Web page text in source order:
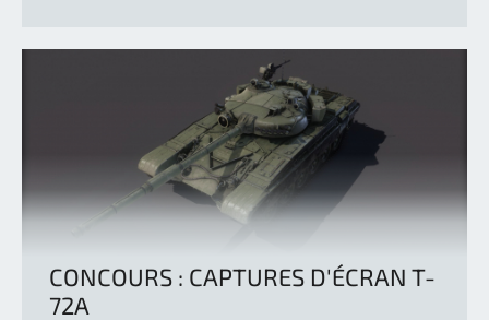
CONCOURS : CAPTURES D'ÉCRAN T-
72A